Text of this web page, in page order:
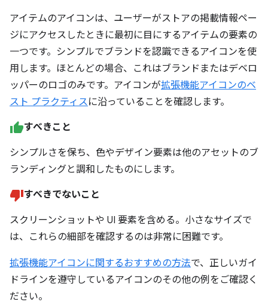
アイテムのアイコンは、ユーザーがストアの掲載情報ペー
ジにアクセスしたときに最初に目にするアイテムの要素の
一つです。シンプルでブランドを認識できるアイコンを使
用します。ほとんどの場合、これはブランドまたはデベロ
ッパーのロゴのみです。アイコンが拡張機能アイコンのベ
スト プラクティスに沿っていることを確認します。
すべきこと
シンプルさを保ち、色やデザイン要素は他のアセットのブ
ランディングと調和したものにします。
すべきでないこと
スクリーンショットや UI 要素を含める。小さなサイズで
は、これらの細部を確認するのは非常に困難です。
拡張機能アイコンに関するおすすめの方法で、正しいガイ
ドラインを遵守しているアイコンのその他の例をご確認く
ださい。